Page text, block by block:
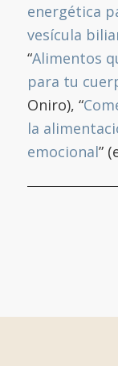
energética
vesícula
“Alimentos
para tu
Oniro), “
la
emocional”